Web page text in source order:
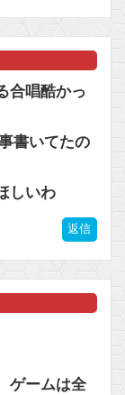
合唱酷かっ
書いてたの
しいわ
返信
ゲームは全